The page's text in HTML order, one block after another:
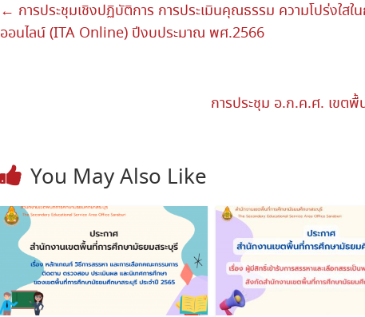
← การประชุมเชิงปฏิบัติการ การประเมินคุณธรรม ความโปร่งใส
ออนไลน์ (ITA Online) ปีงบประมาณ พศ.2566
การประชุม อ.ก.ค.ศ. เขต
You May Also Like